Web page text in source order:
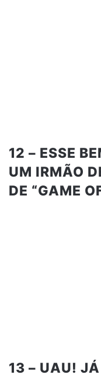
12 – ESSE
UM IRMÃO
DE “GAME
13 – UAU! JÁ